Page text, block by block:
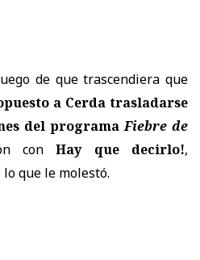
de que trascendiera que
a Cerda trasladarse
del programaFiebre de
conHay que decirlo!,
que le molestó.